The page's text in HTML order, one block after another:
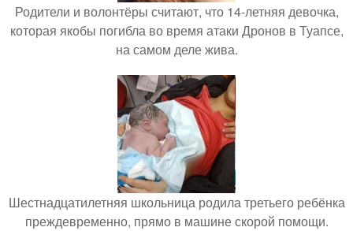
Родители и волонтёры считают, что 14-летняя девочка,
которая якобы погибла во время атаки Дронов в Туапсе,
на самом деле жива.
Шестнадцатилетняя школьница родила третьего ребёнка
преждевременно, прямо в машине скорой помощи.